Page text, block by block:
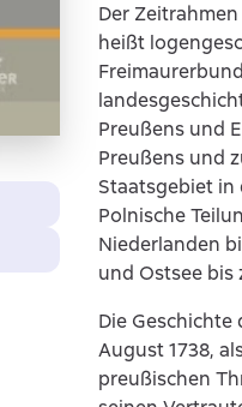
Der
heißt
Preußens und
Preußens und
Staatsgebiet in
Polnische
Niederlanden
und Ostsee bis
Die Geschichte
August 1738,
preußischen